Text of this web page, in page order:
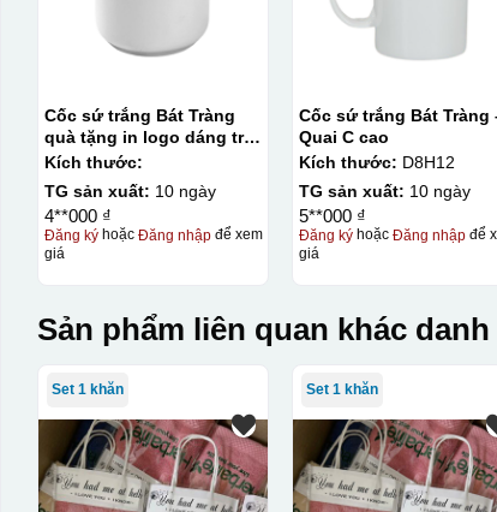
Cốc sứ trắng Bát Tràng
quà tặng in logo dáng trụ
không quai 200ml KQ-
Kích thước:
TG sản xuất: 10 ngày
4**000 ₫
Đăng kýhoặc Đăng nhậpđể xem
giá
Cốc sứ trắng Bát Tràng
Quai C cao
Kích thước: D8H12
TG sản xuất: 10 ngày
5**000 ₫
Đăng ký hoặcĐăng nhập để
giá
Sản phẩm liên quan khác
Set 1 khăn Set 1 khăn